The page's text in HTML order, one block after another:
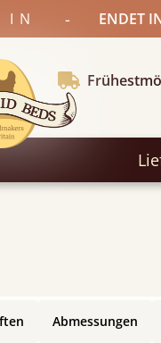
IN - ENDET
Abmessungen